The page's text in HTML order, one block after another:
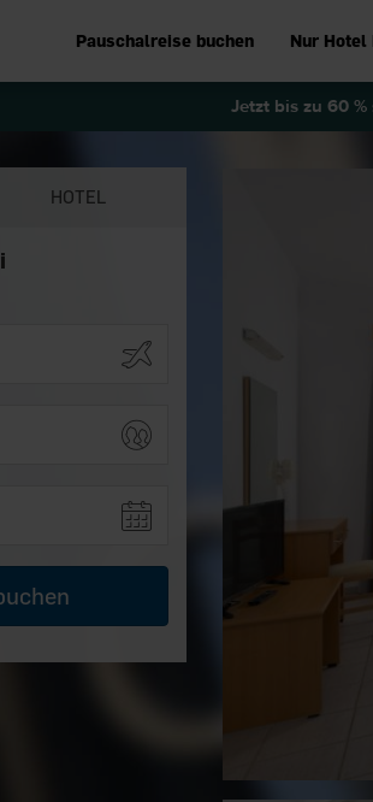
Pauschalreise buchen Nur Hotel
Jetzt bis zu 60 %
HOTEL